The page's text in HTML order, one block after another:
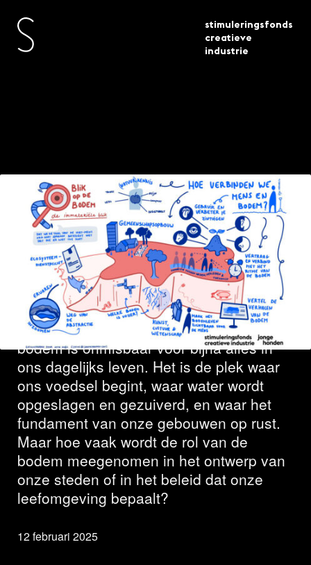
stimuleringsfonds
creatieve
industrie
publicaties whitepaper blik op de bodem
Whitepaper: Blik op
de bodem
Hoe vaak denk jij na over de bodem? De
bodem is onmisbaar voor bijna alles in
ons dagelijks leven. Het is de plek waar
ons voedsel begint, waar water wordt
opgeslagen en gezuiverd, en waar het
fundament van onze gebouwen op rust.
Maar hoe vaak wordt de rol van de
bodem meegenomen in het ontwerp van
onze steden of in het beleid dat onze
leefomgeving bepaalt?
12 februari 2025